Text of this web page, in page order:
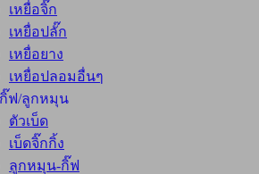
เหยื่อจิ๊ก
เหยื่อปลั๊ก
เหยื่อยาง
เหยื่อปลอมอื่นๆ
กิ๊ฟ/ลูกหมุน
ตัวเบ็ด
เบ็ดจิ๊กกิ้ง
ลูกหมุน-กิ๊ฟ